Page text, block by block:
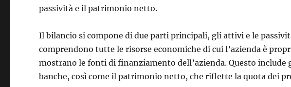
passività e il patrimonio netto.
Il bilancio si compone di due parti principali, gli attivi e le
comprendono tutte le risorse economiche di cui l’azienda è
mostrano le fonti di finanziamento dell’azienda. Questo
banche, così come il patrimonio netto, che riflette la quota dei